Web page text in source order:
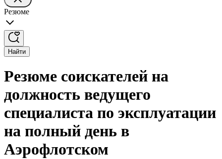
Резюме
Найти
Резюме соискателей на
должность ведущего
специалиста по эксплуатации
на полный день в
Аэрофлотском